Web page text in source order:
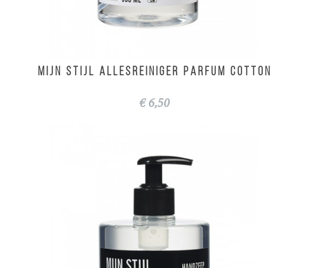
MIJN STIJL allesreiniger parfum cotton
€ 6,50